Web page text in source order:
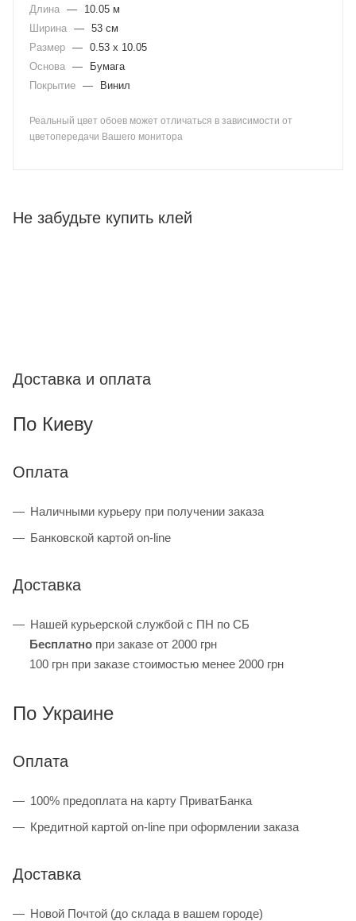
Длина —
10.05 м
Ширина — 53 см
Размер — 0.53 x 10.05
Основа —
Бумага
Покрытие — Винил
Реальный цвет обоев может отличаться в зависимости от
цветопередачи Вашего монитора
Не забудьте купить клей
Доставка и оплата
По Киеву
Оплата
Наличными курьеру при получении заказа
Банковской картой on-line
Доставка
Нашей курьерской службой с ПН по СБ
Бесплатно при заказе от 2000 грн
100 грн при заказе стоимостью менее 2000 грн
По Украине
Оплата
100% предоплата на карту ПриватБанка
Кредитной картой on-line при оформлении заказа
Доставка
Новой Почтой (до склада в вашем городе)